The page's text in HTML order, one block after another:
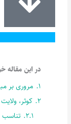
در این مقاله
1. مروری بر
2. کوثر،
2.1.